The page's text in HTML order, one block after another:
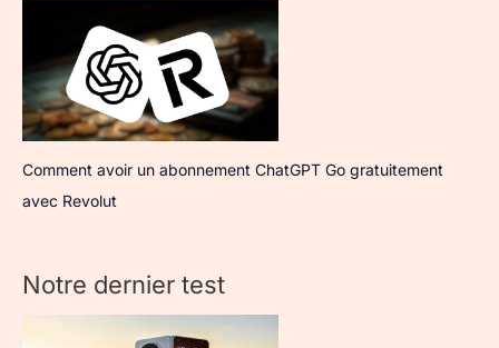
Comment avoir un abonnement ChatGPT Go gratuitement
avec Revolut
Notre dernier test